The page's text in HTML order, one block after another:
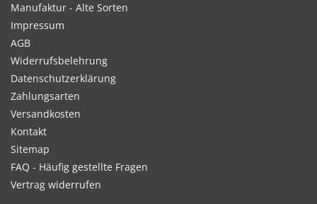
Standort:
Liebt sonnigen Standort und wächst auf jedem Gartenboden.
Ernte / Blüte:
Ab Juni - Juli
Verwendung:
Würz- und Heilkraut. Bienenweide.
Manufaktur - Alte Sorten
Impressum
AGB
Widerrufsbelehrung
Datenschutzerklärung
Zahlungsarten
Versandkosten
Kontakt
Sitemap
FAQ - Häufig gestellte Fragen
Vertrag widerrufen